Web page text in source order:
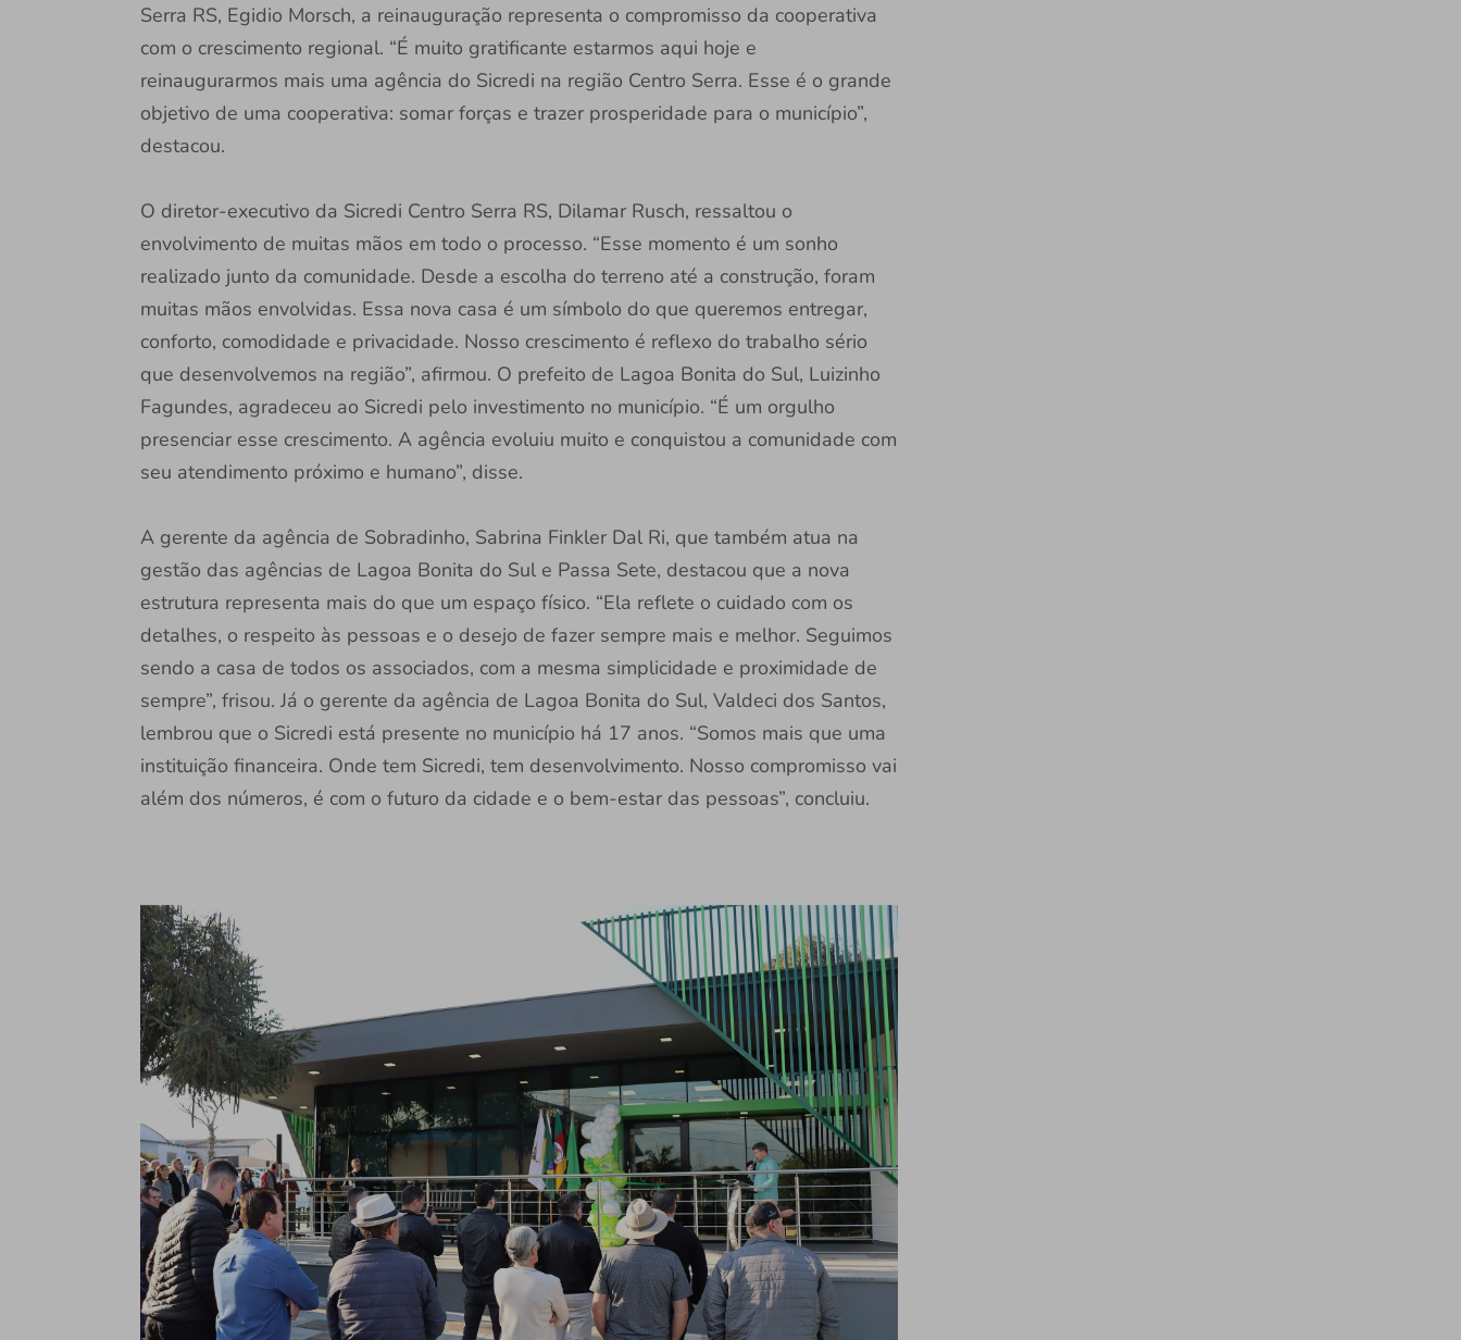
Serra RS, Egidio Morsch, a reinauguração representa o compromisso da cooperativa
com o crescimento regional. “É muito gratificante estarmos aqui hoje e
reinaugurarmos mais uma agência do Sicredi na região Centro Serra. Esse é o grande
objetivo de uma cooperativa: somar forças e trazer prosperidade para o município”,
destacou.
O diretor-executivo da Sicredi Centro Serra RS, Dilamar Rusch, ressaltou o
envolvimento de muitas mãos em todo o processo. “Esse momento é um sonho
realizado junto da comunidade. Desde a escolha do terreno até a construção, foram
muitas mãos envolvidas. Essa nova casa é um símbolo do que queremos entregar,
conforto, comodidade e privacidade. Nosso crescimento é reflexo do trabalho sério
que desenvolvemos na região”, afirmou. O prefeito de Lagoa Bonita do Sul, Luizinho
Fagundes, agradeceu ao Sicredi pelo investimento no município. “É um orgulho
presenciar esse crescimento. A agência evoluiu muito e conquistou a comunidade com
seu atendimento próximo e humano”, disse.
A gerente da agência de Sobradinho, Sabrina Finkler Dal Ri, que também atua na
gestão das agências de Lagoa Bonita do Sul e Passa Sete, destacou que a nova
estrutura representa mais do que um espaço físico. “Ela reflete o cuidado com os
detalhes, o respeito às pessoas e o desejo de fazer sempre mais e melhor. Seguimos
sendo a casa de todos os associados, com a mesma simplicidade e proximidade de
sempre”, frisou. Já o gerente da agência de Lagoa Bonita do Sul, Valdeci dos Santos,
lembrou que o Sicredi está presente no município há 17 anos. “Somos mais que uma
instituição financeira. Onde tem Sicredi, tem desenvolvimento. Nosso compromisso vai
além dos números, é com o futuro da cidade e o bem-estar das pessoas”, concluiu.